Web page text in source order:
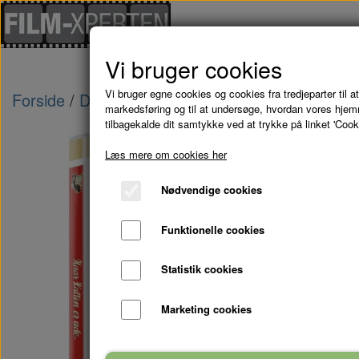
Forside Danske Film NAAR KATTEN ER
Vi bruger cookies
Vi bruger egne cookies og cookies fra tredjeparter til
markedsføring og til at undersøge, hvordan vores
tilbagekalde dit samtykke ved at trykke på linket
Læs mere om cookies her
Nødvendige cookies
Funktionelle cookies
Statistik cookies
Marketing cookies